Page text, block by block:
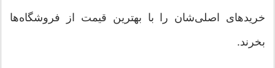
خریدهای اصلی‌شان را با بهترین قیمت از فروشگاه‌ها
بخرند.